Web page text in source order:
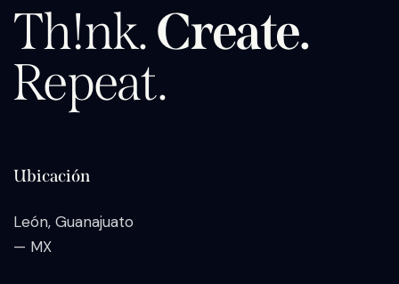
Th!nk.Create.
Repeat.
Ubicación
León, Guanajuato
— MX